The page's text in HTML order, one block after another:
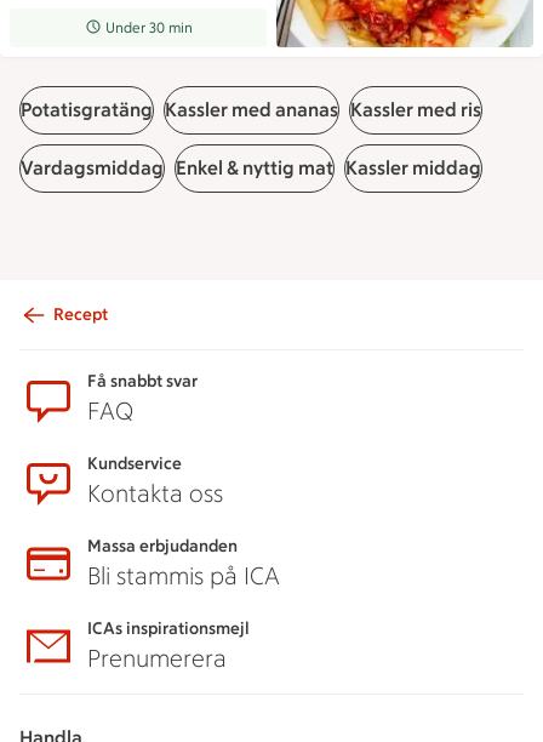
Receptet tar Under 30 min att tillaga
Under 30 min
Potatisgratäng Kassler med ananas Kassler med ris
Vardagsmiddag Enkel & nyttig mat Kassler middag
Recept
Få snabbt svar
FAQ
Kundservice
Kontakta oss
Massa erbjudanden
Bli stammis på ICA
ICAs inspirationsmejl
Prenumerera